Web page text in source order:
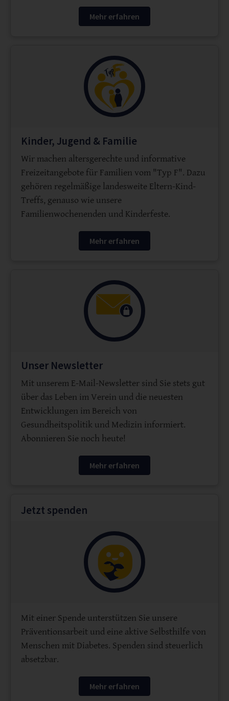
Mehr erfahren
Kinder, Jugend & Familie
Wir machen altersgerechte und informative
Freizeitangebote für Familien vom "Typ F". Dazu
gehören regelmäßige landesweite Eltern-Kind-
Treffs, genauso wie unsere
Familienwochenenden und Kinderfeste.
Mehr erfahren
Unser Newsletter
Mit unserem E-Mail-Newsletter sind Sie stets gut
über das Leben im Verein und die neuesten
Entwicklungen im Bereich von
Gesundheitspolitik und Medizin informiert.
Abonnieren Sie noch heute!
Mehr erfahren
Jetzt spenden
Mit einer Spende unterstützen Sie unsere
Präventionsarbeit und eine aktive Selbsthilfe von
Menschen mit Diabetes. Spenden sind steuerlich
absetzbar.
Mehr erfahren